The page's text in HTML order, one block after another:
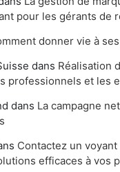
pour les gérants de
donner vie à
dans Réalisation
professionnels et les
dans La campagne
Contactez un
efficaces à vos